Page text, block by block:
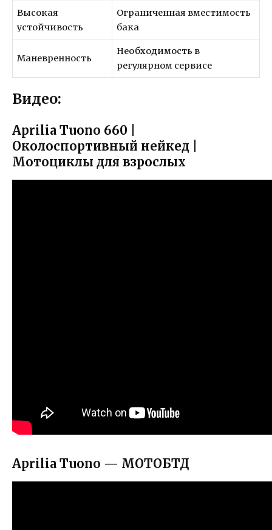
Высокая
устойчивость
Ограниченная вместимость
бака
Маневренность
Необходимость в
регулярном сервисе
Видео:
Aprilia Tuono 660 |
Околоспортивный нейкед |
Мотоциклы для взрослых
Aprilia Tuono — МОТОБТД